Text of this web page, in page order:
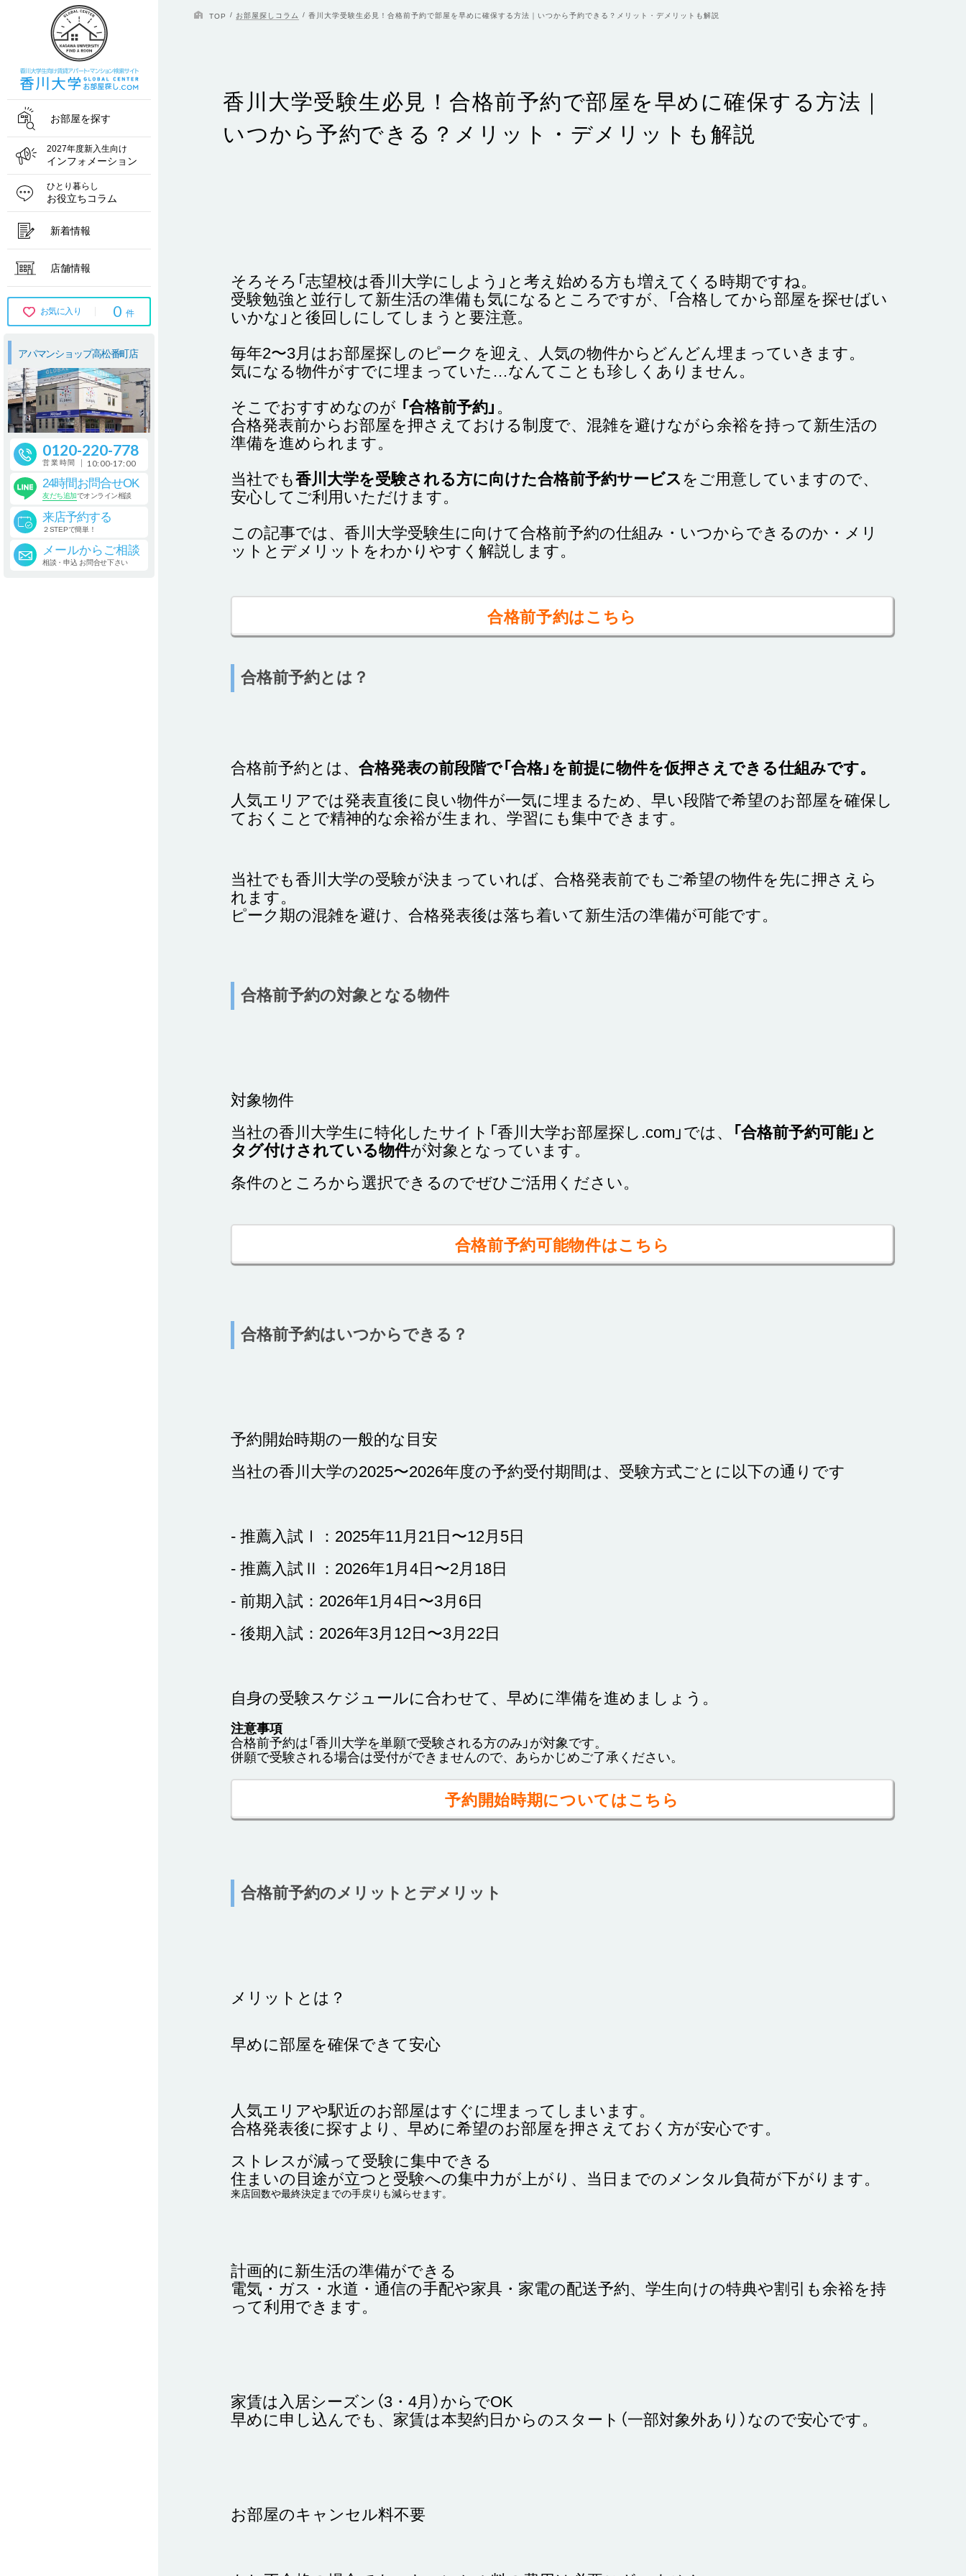
お部屋を探す
2027年度新入生向け
インフォメーション
ひとり暮らし
お役立ちコラム
新着情報
店舗情報
お気に入り 0 件
アパマンショップ高松番町店
0120-220-778
営業時間 10:00-17:00
24時間お問合せOK
友だち追加でオンライン相談
来店予約する
２STEPで簡単！
メールからご相談
相談・申込 お問合せ下さい
TOP お部屋探しコラム 香川大学受験生必見！合格前予約で部屋を早めに確保する方法｜いつから予約できる？メリット・デメリットも解説
香川大学受験生必見！合格前予約で部屋を早めに確保する方法｜
いつから予約できる？メリット・デメリットも解説
そろそろ「志望校は香川大学にしよう」と考え始める方も増えてくる時期ですね。
受験勉強と並行して新生活の準備も気になるところですが、「合格してから部屋を探せばい
いかな」と後回しにしてしまうと要注意。
毎年2〜3月はお部屋探しのピークを迎え、人気の物件からどんどん埋まっていきます。
気になる物件がすでに埋まっていた…なんてことも珍しくありません。
そこでおすすめなのが 「合格前予約」 。
合格発表前からお部屋を押さえておける制度で、混雑を避けながら余裕を持って新生活の
準備を進められます。
当社でも香川大学を受験される方に向けた合格前予約サービス をご用意していますので、
安心してご利用いただけます。
この記事では、香川大学受験生に向けて合格前予約の仕組み・いつからできるのか・メリ
ットとデメリット をわかりやすく解説します。
合格前予約はこちら
合格前予約とは？
合格前予約とは、合格発表の前段階で「合格」を前提に物件を仮押さえできる仕組みです。
人気エリアでは発表直後に良い物件が一気に埋まるため、早い段階で希望のお部屋を確保し
ておくことで精神的な余裕が生まれ、学習にも集中できます。
当社でも香川大学の受験が決まっていれば、合格発表前でもご希望の物件を先に押さえら
れます。
ピーク期の混雑を避け、合格発表後は落ち着いて新生活の準備が可能です。
合格前予約の対象となる物件
対象物件
当社の香川大学生に特化したサイト「香川大学お部屋探し.com 」では、
「合格前予約可能」と
タグ付けされている物件が対象となっています。
条件のところから選択できるのでぜひご活用ください。
合格前予約可能物件はこちら
合格前予約はいつからできる？
予約開始時期の一般的な目安
当社の香川大学の2025〜2026年度の予約受付期間は、受験方式ごとに以下の通りです
- 推薦入試Ⅰ：2025年11月21日〜12月5日
- 推薦入試Ⅱ：2026年1月4日〜2月18日
- 前期入試：2026年1月4日〜3月6日
- 後期入試：2026年3月12日〜3月22日
自身の受験スケジュールに合わせて、早めに準備を進めましょう。
注意事項
合格前予約は「香川大学を単願で受験される方のみ」が対象です。
併願で受験される場合は受付ができませんので、あらかじめご了承ください。
予約開始時期についてはこちら
合格前予約のメリットとデメリット
メリットとは？
早めに部屋を確保できて安心
人気エリアや駅近のお部屋はすぐに埋まってしまいます。
合格発表後に探すより、早めに希望のお部屋を押さえておく方が安心です。
ストレスが減って受験に集中できる
住まいの目途が立つと受験への集中力が上がり、当日までのメンタル負荷が下がります。
来店回数や最終決定までの手戻りも減らせます。
計画的に新生活の準備ができる
電気・ガス・水道・通信の手配や家具・家電の配送予約、学生向けの特典や割引も余裕を持
って利用できます。
家賃は入居シーズン（3・4月）からでOK
早めに申し込んでも、家賃は本契約日からのスタート（一部対象外あり）なので安心です。
お部屋のキャンセル料不要